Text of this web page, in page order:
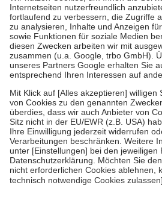
Kosten der Leistung zu entrichten.
Diese Regeln gelten grundsätzlich auch
Bei Heilmitteln und häuslicher
Zuzahlung zehn Prozent der Kosten
Verordnung.
Um das Engagement der Versicherten
stärken und die besondere Stellung der
fallenkeine Zuzahlungenan bei:
• Kindern und Jugendlichen bis zum
mit Ausnahme der Fahrkosten
• Untersuchungen zur Vorsorge und
GKV getragen werden
• empfohlenen Schutzimpfungen
• Harn- und Blutteststreifen